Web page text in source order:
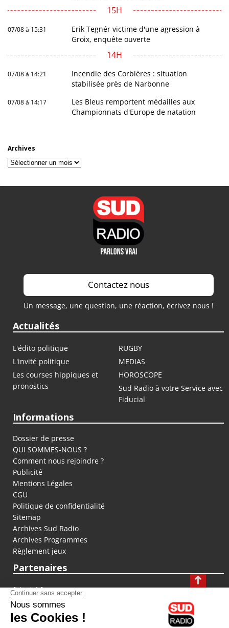
15H
07/08 à 15:31
Erik Tegnér victime d'une agression à
Groix, enquête ouverte
14H
07/08 à 14:21
Incendie des Corbières : situation
stabilisée près de Narbonne
07/08 à 14:17
Les Bleus remportent médailles aux
Championnats d'Europe de natation
Archives
Archives
Contactez nous
Un message, une question, une réaction, écrivez nous !
Actualités
L'édito politique
RUGBY
L'invité politique
MEDIAS
Les courses hippiques et
pronostics
HOROSCOPE
Sud Radio à votre Service avec
Fiducial
Informations
Dossier de presse
QUI SOMMES-NOUS ?
Comment nous rejoindre ?
Publicité
Mentions Légales
CGU
Politique de confidentialité
Sitemap
Archives Sud Radio
Archives Programmes
Règlement jeux
Partenaires
fiducial.fr
lyoncapitale.fr
olympique-et-lyonnais.com